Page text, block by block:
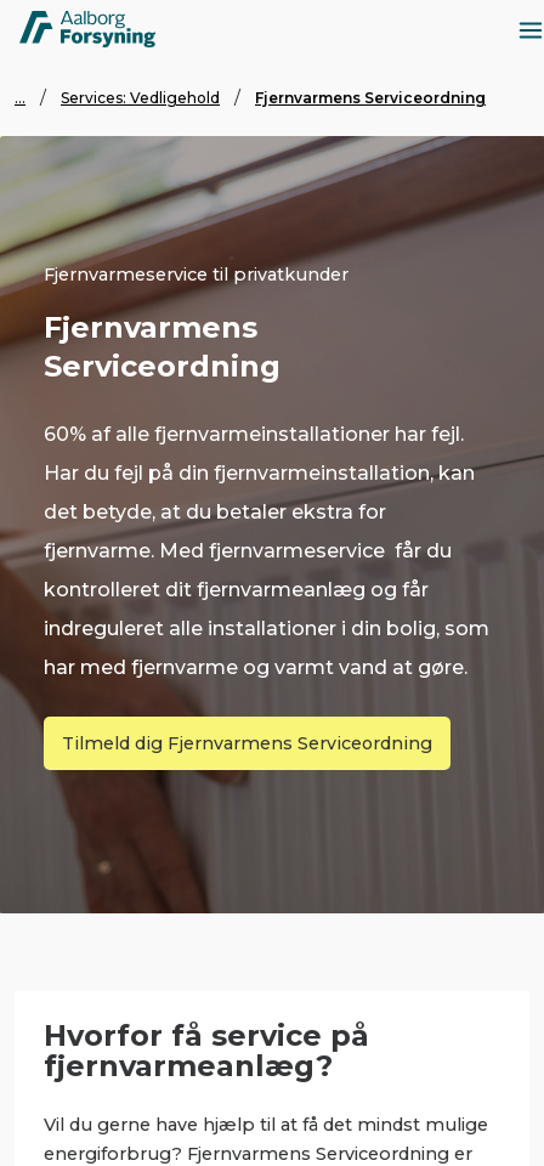
... Services: Vedligehold Fjernvarmens Serviceordning
Fjernvarmeservice til privatkunder
Fjernvarmens
Serviceordning
60% af alle fjernvarmeinstallationer har fejl.
Har du fejl på din fjernvarmeinstallation, kan
det betyde, at du betaler ekstra for
fjernvarme. Med fjernvarmeservice får du
kontrolleret dit fjernvarmeanlæg og får
indreguleret alle installationer i din bolig, som
har med fjernvarme og varmt vand at gøre.
Tilmeld dig Fjernvarmens Serviceordning
Hvorfor få service på
fjernvarmeanlæg?
Vil du gerne have hjælp til at få det mindst mulige
energiforbrug? Fjernvarmens Serviceordning er